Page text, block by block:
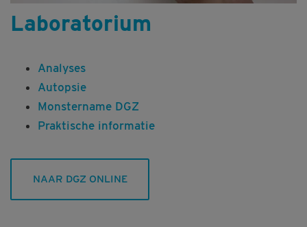
Laboratorium
Analyses
Autopsie
Monstername DGZ
Praktische informatie
NAAR DGZ ONLINE